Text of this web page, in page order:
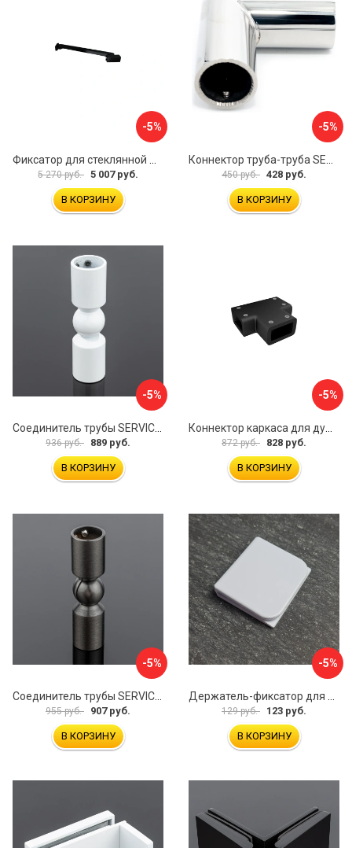
-5%
5 270 руб. 5 007 руб.
В КОРЗИНУ
-5%
450 руб. 428 руб.
В КОРЗИНУ
-5%
936 руб. 889 руб.
В КОРЗИНУ
-5%
872 руб. 828 руб.
В КОРЗИНУ
-5%
955 руб. 907 руб.
В КОРЗИНУ
-5%
129 руб. 123 руб.
В КОРЗИНУ